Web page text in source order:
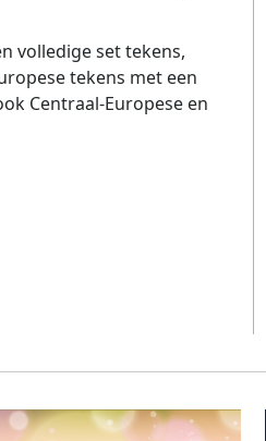
volledige set tekens,
tekens met een
Centraal-Europese en